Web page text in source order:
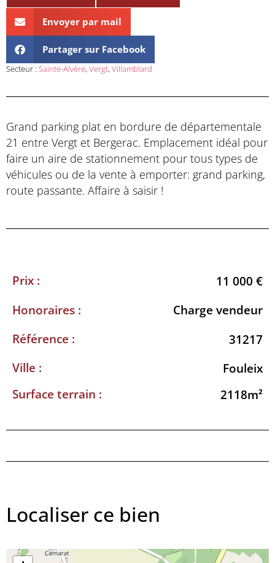
Envoyer par mail
Partager sur Facebook
Secteur : Sainte-Alvère, Vergt, Villamblard
Grand parking plat en bordure de départementale
21 entre Vergt et Bergerac. Emplacement idéal pour
faire un aire de stationnement pour tous types de
véhicules ou de la vente à emporter: grand parking,
route passante. Affaire à saisir !
Prix :
11 000 €
Honoraires :
Charge vendeur
Référence :
31217
Ville :
Fouleix
Surface terrain :
2118m²
Localiser ce bien